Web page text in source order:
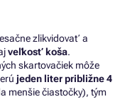
zlikvidovať a
veľkosť koša.
skartovačiek môže
jeden liter približne4
menšie čiastočky), tým